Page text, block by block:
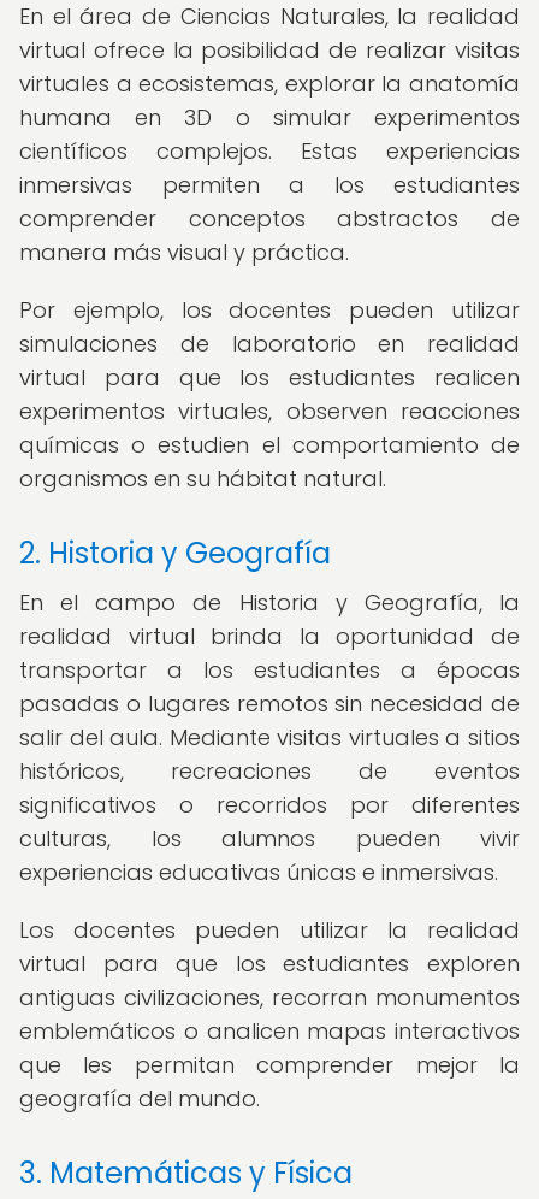
En el área de Ciencias Naturales, la realidad
virtual ofrece la posibilidad de realizar visitas
virtuales a ecosistemas, explorar la anatomía
humana en 3D o simular experimentos
científicos complejos. Estas experiencias
inmersivas permiten a los estudiantes
comprender conceptos abstractos de
manera más visual y práctica.
Por ejemplo, los docentes pueden utilizar
simulaciones de laboratorio en realidad
virtual para que los estudiantes realicen
experimentos virtuales, observen reacciones
químicas o estudien el comportamiento de
organismos en su hábitat natural.
2. Historia y Geografía
En el campo de Historia y Geografía, la
realidad virtual brinda la oportunidad de
transportar a los estudiantes a épocas
pasadas o lugares remotos sin necesidad de
salir del aula. Mediante visitas virtuales a sitios
históricos, recreaciones de eventos
significativos o recorridos por diferentes
culturas, los alumnos pueden vivir
experiencias educativas únicas e inmersivas.
Los docentes pueden utilizar la realidad
virtual para que los estudiantes exploren
antiguas civilizaciones, recorran monumentos
emblemáticos o analicen mapas interactivos
que les permitan comprender mejor la
geografía del mundo.
3. Matemáticas y Física